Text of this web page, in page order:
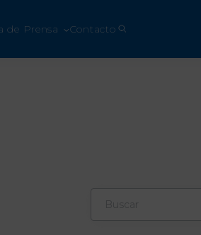
de Prensa Contacto